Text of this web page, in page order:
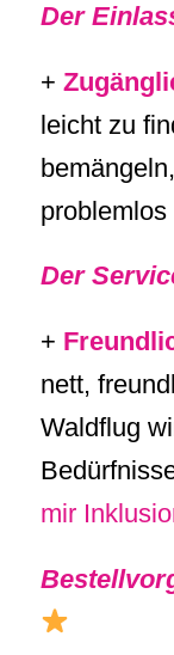
Der
+
leicht zu
Der
+
nett,
Waldflug
mir